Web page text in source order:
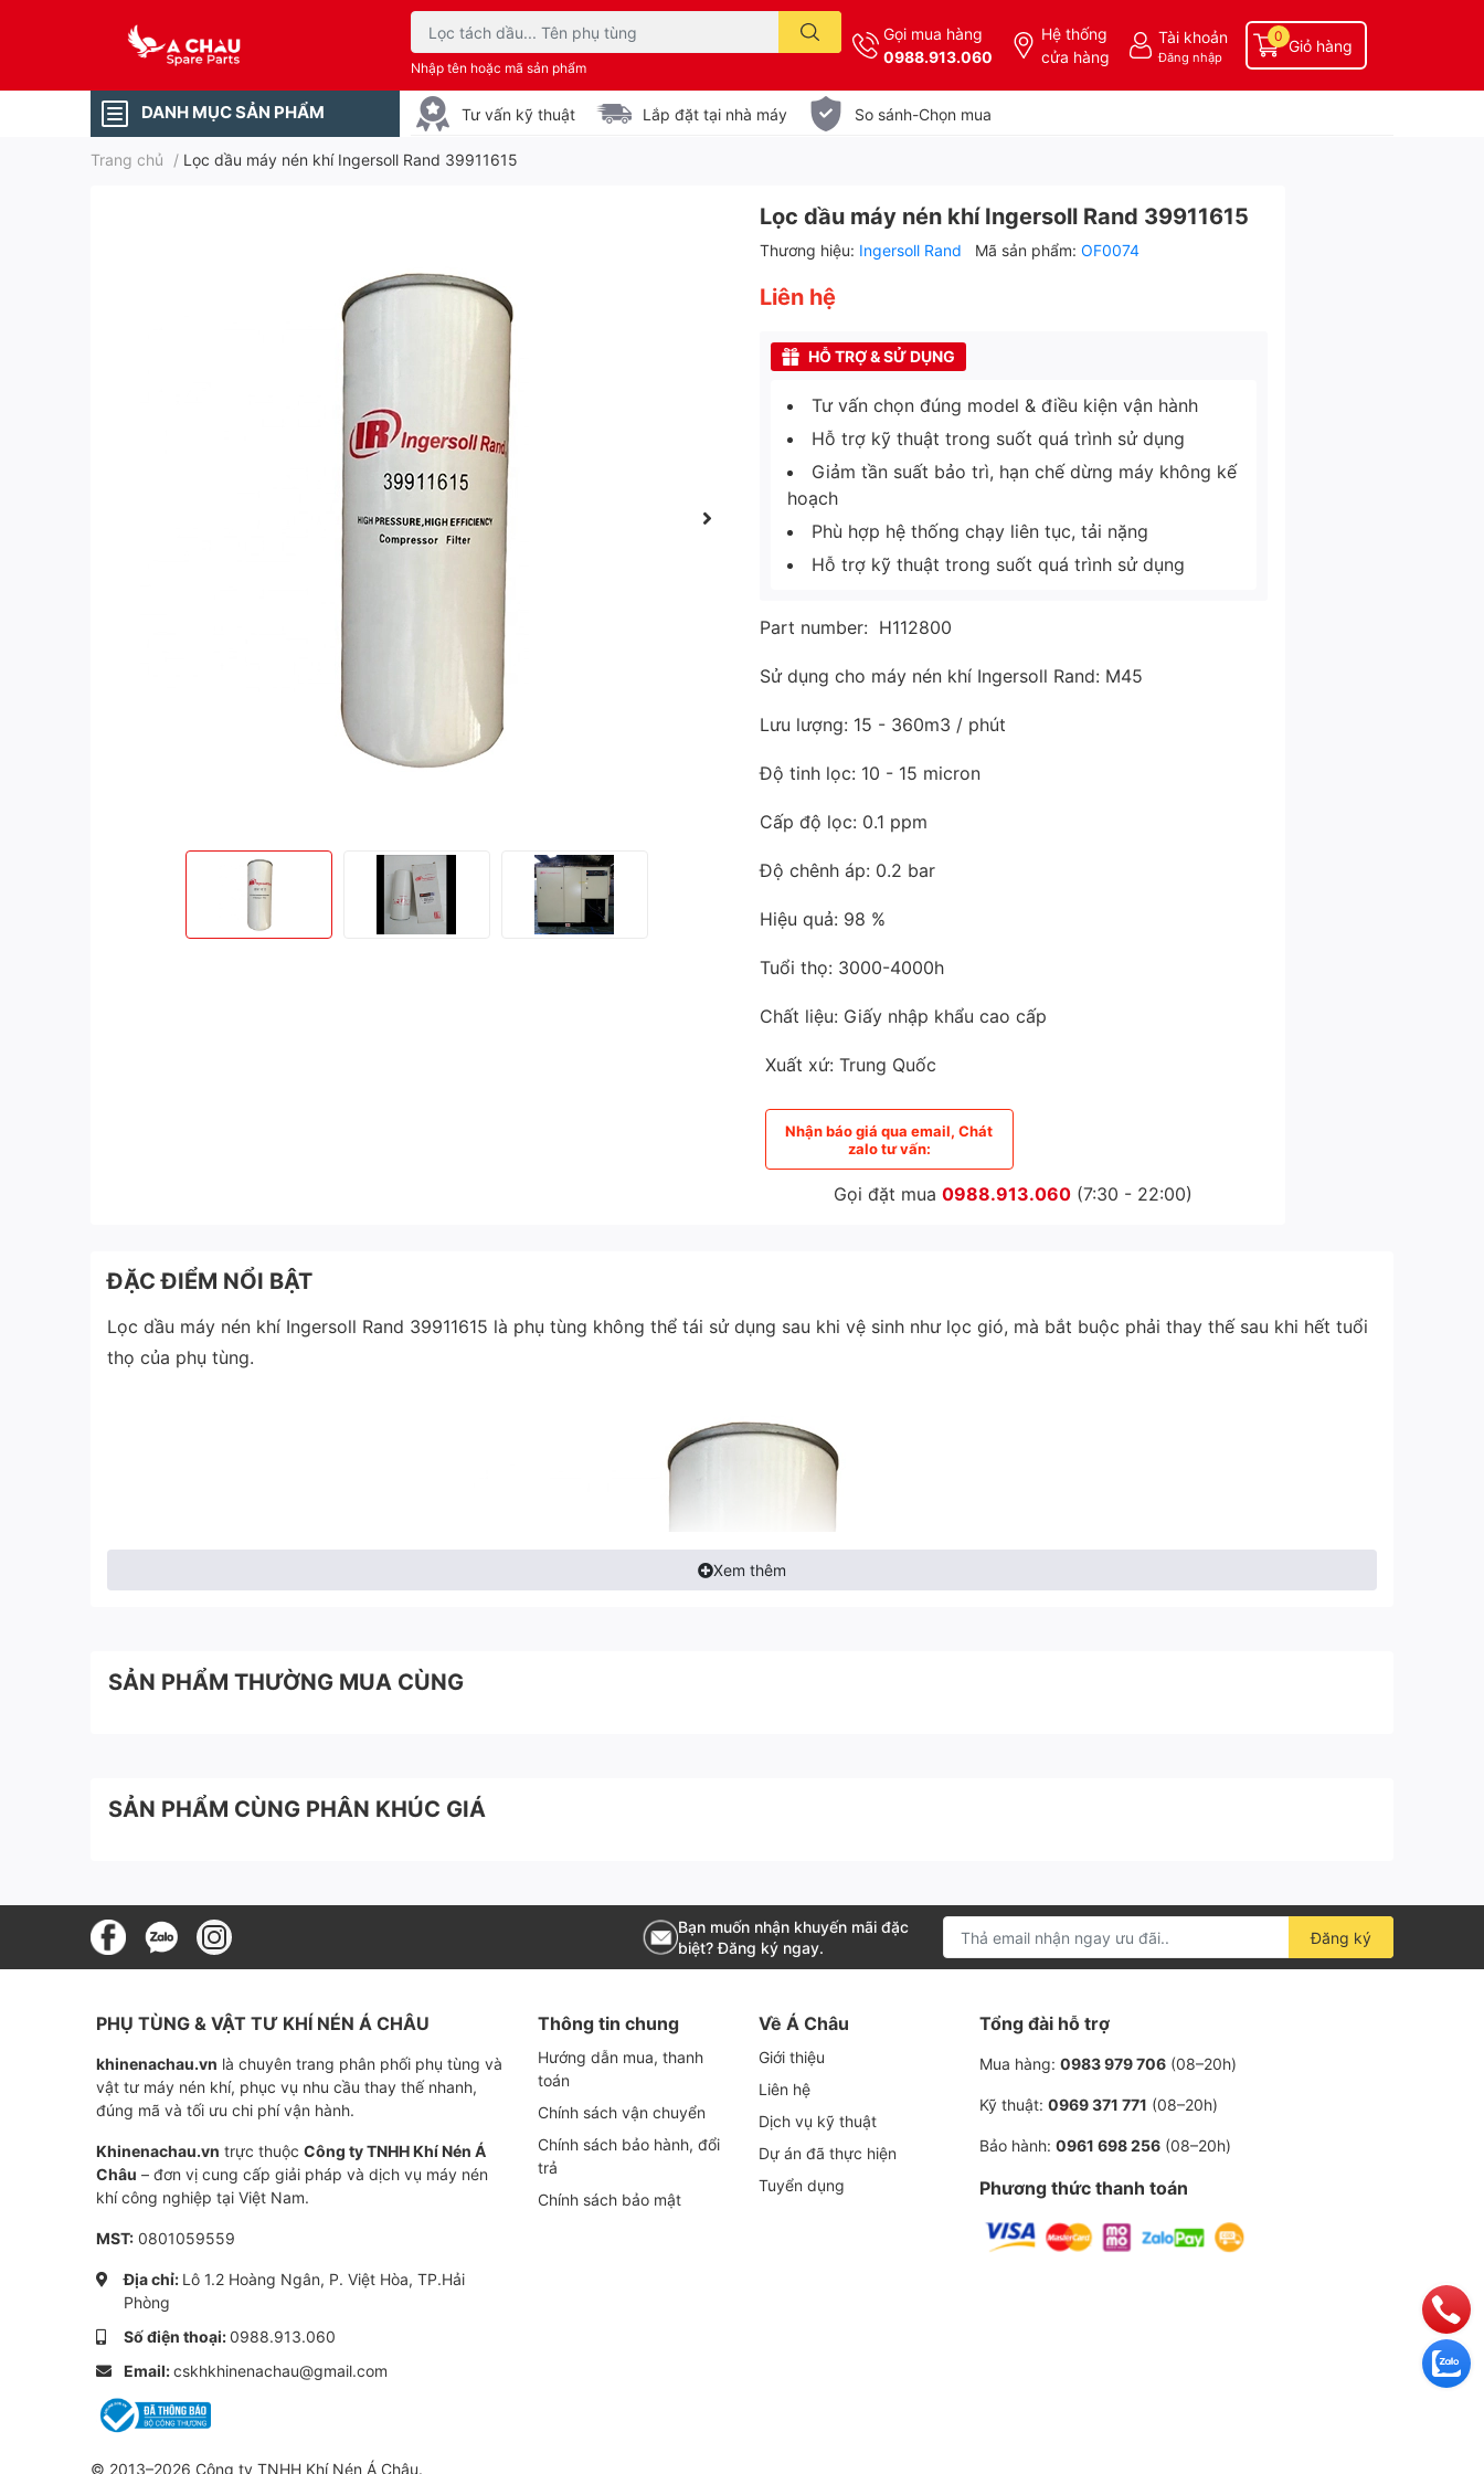
Nhập tên hoặc mã sản phẩm
Gọi mua hàng
0988.913.060
Hệ thống
cửa hàng
Tài khoản
Đăng nhập
Giỏ hàng
0
DANH MỤC SẢN PHẨM Tư vấn kỹ thuật Lắp đặt tại nhà máy So sánh-Chọn mua
Trang chủ / Lọc dầu máy nén khí Ingersoll Rand 39911615
Lọc dầu máy nén khí Ingersoll Rand 39911615
Thương hiệu: Ingersoll Rand Mã sản phẩm: OF0074
Liên hệ
HỖ TRỢ & SỬ DỤNG
Tư vấn chọn đúng model & điều kiện vận hành
Hỗ trợ kỹ thuật trong suốt quá trình sử dụng
Giảm tần suất bảo trì, hạn chế dừng máy không kế
hoạch
Phù hợp hệ thống chạy liên tục, tải nặng
Hỗ trợ kỹ thuật trong suốt quá trình sử dụng
Part number: H112800
Sử dụng cho máy nén khí Ingersoll Rand: M45
Lưu lượng: 15 - 360m3 / phút
Độ tinh lọc: 10 - 15 micron
Cấp độ lọc: 0.1 ppm
Độ chênh áp: 0.2 bar
Hiệu quả: 98 %
Tuổi thọ: 3000-4000h
Chất liệu: Giấy nhập khẩu cao cấp
Xuất xứ: Trung Quốc
Nhận báo giá qua email, Chát
zalo tư vấn:
Gọi đặt mua0988.913.060 (7:30 - 22:00)
ĐẶC ĐIỂM NỔI BẬT
Lọc dầu máy nén khí Ingersoll Rand 39911615 là phụ tùng không thể tái sử dụng sau khi vệ sinh như lọc gió, mà bắt buộc phải thay thế sau khi hết tuổi
thọ của phụ tùng.
Part Number H112800
Sử dụng cho
Máy nén khí Ingersoll Rand model : M45
Lưu lượng
15 - 360m3 / phút
10 - 15 micron
0.1 ppm
Độ chênh áp
Chất liệu
Hiệu quả
Xem thêm
SẢN PHẨM THƯỜNG MUA CÙNG
SẢN PHẨM CÙNG PHÂN KHÚC GIÁ
Bạn muốn nhận khuyến mãi đặc
biệt? Đăng ký ngay.
Đăng ký
PHỤ TÙNG & VẬT TƯ KHÍ NÉN Á CHÂU
khinenachau.vn là chuyên trang phân phối phụ tùng và
vật tư máy nén khí, phục vụ nhu cầu thay thế nhanh,
đúng mã và tối ưu chi phí vận hành.
Khinenachau.vn trực thuộc Công ty TNHH Khí Nén Á
Châu – đơn vị cung cấp giải pháp và dịch vụ máy nén
khí công nghiệp tại Việt Nam.
MST: 0801059559
Địa chỉ: Lô 1.2 Hoàng Ngân, P. Việt Hòa, TP.Hải
Phòng
Số điện thoại:0988.913.060
Email:cskhkhinenachau@gmail.com
Thông tin chung
Hướng dẫn mua, thanh
toán
Chính sách vận chuyển
Chính sách bảo hành, đổi
trả
Chính sách bảo mật
Về Á Châu
Giới thiệu
Liên hệ
Dịch vụ kỹ thuật
Dự án đã thực hiện
Tuyển dụng
Tổng đài hỗ trợ
Mua hàng: 0983 979 706 (08–20h)
Kỹ thuật: 0969 371 771 (08–20h)
Bảo hành: 0961 698 256 (08–20h)
Phương thức thanh toán
© 2013–2026 Công ty TNHH Khí Nén Á Châu.